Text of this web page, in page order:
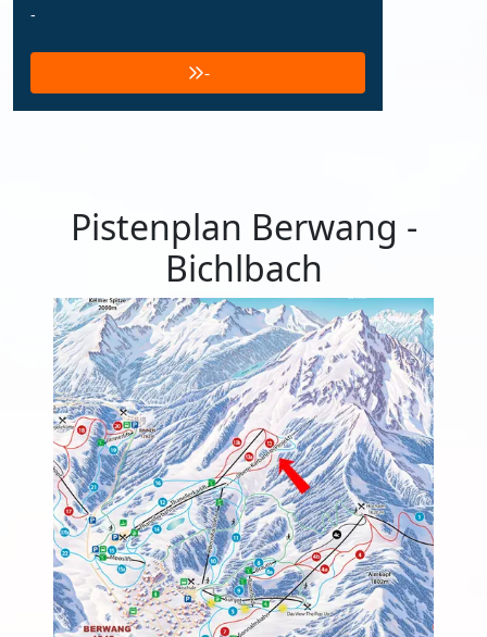
-
-
Pistenplan Berwang -
Bichlbach